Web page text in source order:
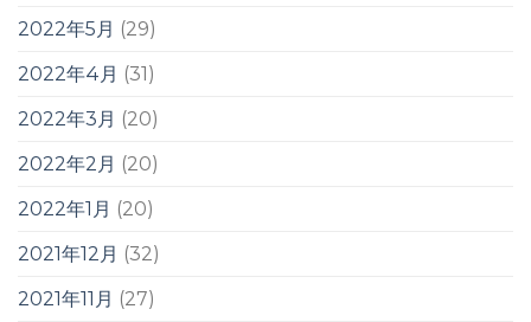
2022年5月 (29)
2022年4月 (31)
2022年3月 (20)
2022年2月 (20)
2022年1月 (20)
2021年12月 (32)
2021年11月 (27)